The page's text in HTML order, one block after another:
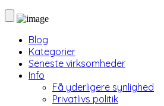
Blog
Kategorier
Seneste virksomheder
Info
Få yderligere synlighed
Privatlivs politik